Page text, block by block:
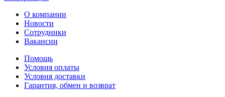
О компании
Новости
Сотрудники
Вакансии
Помощь
Условия оплаты
Условия доставки
Гарантия, обмен и возврат